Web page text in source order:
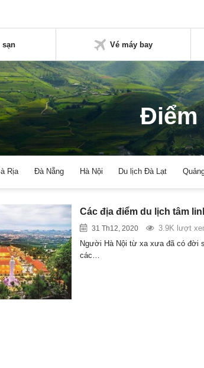
sạn Vé máy bay
Điểm
Rịa Đà Nẵng Hà Nội Du lịch Đà Lạt
Các địa điểm du lịch tâm
31 Th12, 2020
3.9K lượt
Người Hà Nội từ xa xưa đã có đời
các…